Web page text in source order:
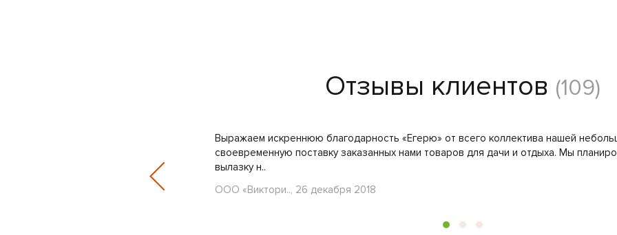
Отзывы клиентов (109)
Выражаем искреннюю благодарность «Егерю» от всего коллектива нашей
своевременную поставку заказанных нами товаров для дачи и отдыха. Мы
вылазку н..
ООО «Виктори.., 26 декабря 2018